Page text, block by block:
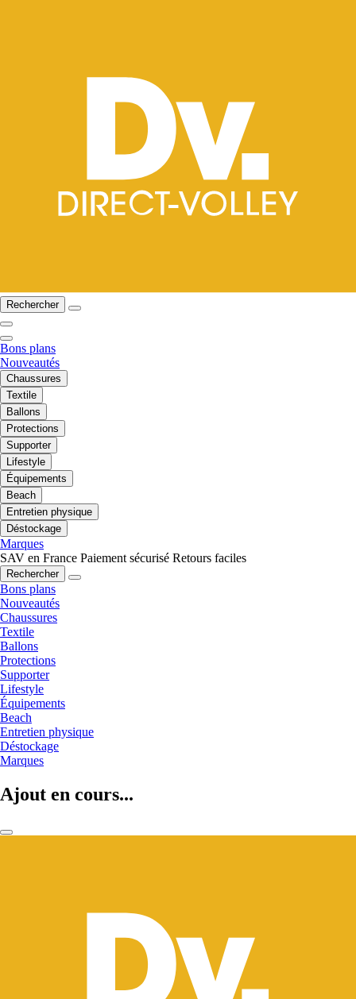
Rechercher
Bons plans
Nouveautés
Chaussures
Textile
Ballons
Protections
Supporter
Lifestyle
Équipements
Beach
Entretien physique
Déstockage
Marques
SAV en France Paiement sécurisé Retours faciles
Rechercher
Bons plans
Nouveautés
Chaussures
Textile
Ballons
Protections
Supporter
Lifestyle
Équipements
Beach
Entretien physique
Déstockage
Marques
Ajout en cours...